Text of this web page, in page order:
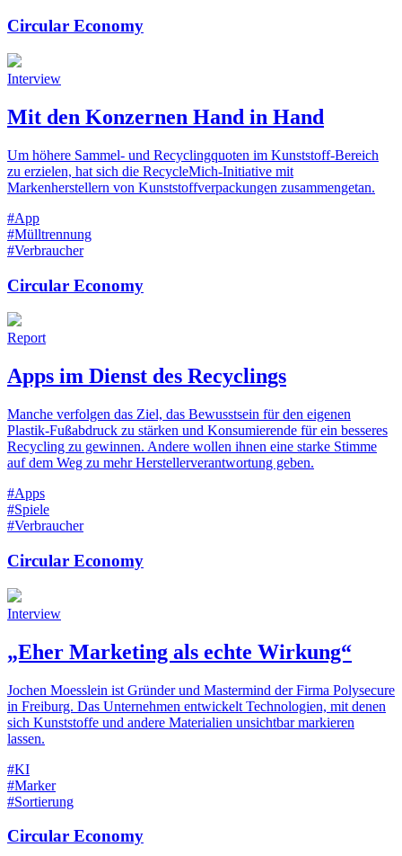
Circular Economy
Interview
Mit den Konzernen Hand in Hand
Um höhere Sammel- und Recyclingquoten im Kunststoff-Bereich
zu erzielen, hat sich die RecycleMich-Initiative mit
Markenherstellern von Kunststoffverpackungen zusammengetan.
#App
#Mülltrennung
#Verbraucher
Circular Economy
Report
Apps im Dienst des Recyclings
Manche verfolgen das Ziel, das Bewusstsein für den eigenen
Plastik-Fußabdruck zu stärken und Konsumierende für ein besseres
Recycling zu gewinnen. Andere wollen ihnen eine starke Stimme
auf dem Weg zu mehr Herstellerverantwortung geben.
#Apps
#Spiele
#Verbraucher
Circular Economy
Interview
„Eher Marketing als echte Wirkung“
Jochen Moesslein ist Gründer und Mastermind der Firma Polysecure
in Freiburg. Das Unternehmen entwickelt Technologien, mit denen
sich Kunststoffe und andere Materialien unsichtbar markieren
lassen.
#KI
#Marker
#Sortierung
Circular Economy